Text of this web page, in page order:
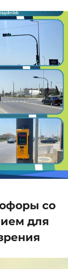
со
для